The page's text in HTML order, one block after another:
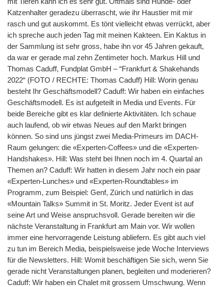
Katzenhalter geradezu überrascht, wie ihr Haustier mit mir
rasch und gut auskommt. Es tönt vielleicht etwas verrückt, aber
ich spreche auch jeden Tag mit meinen Kakteen. Ein Kaktus in
der Sammlung ist sehr gross, habe ihn vor 45 Jahren gekauft,
da war er gerade mal zehn Zentimeter hoch. Markus Hill und
Thomas Caduff, Fundplat GmbH – “Frankfurt & Shakehands
2022“ (FOTO / RECHTE: Thomas Caduff) Hill: Worin genau
besteht Ihr Geschäftsmodell? Caduff: Wir haben ein einfaches
Geschäftsmodell. Es ist aufgeteilt in Media und Events. Für
beide Bereiche gibt es klar definierte Aktivitäten. Ich schaue
auch laufend, ob wir etwas Neues auf den Markt bringen
können. So sind uns jüngst zwei Media-Primeurs im DACH-
Raum gelungen: die «Experten-Coffees» und die «Experten-
Handshakes». Hill: Was steht bei Ihnen noch im 4. Quartal an
Themen an? Caduff: Wir hatten in diesem Jahr noch ein paar
«Experten-Lunches» und «Experten-Roundtables» im
Programm, zum Beispiel: Genf, Zürich und natürlich in das
«Mountain Talks» Summit in St. Moritz. Jeder Event ist auf
seine Art und Weise anspruchsvoll. Gerade bereiten wir die
nächste Veranstaltung in Frankfurt am Main vor. Wir wollen
immer eine hervorragende Leistung abliefern. Es gibt auch viel
zu tun im Bereich Media, beispielsweise jede Woche Interviews
für die Newsletters. Hill: Womit beschäftigen Sie sich, wenn Sie
gerade nicht Veranstaltungen planen, begleiten und moderieren?
Caduff: Wir haben ein Chalet mit grossem Umschwung. Wenn